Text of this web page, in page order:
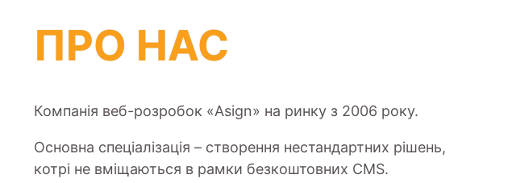
ПРО НАС
Компанія веб-розробок «Asign» на ринку з 2006 року.
Основна спеціалізація – створення нестандартних рішень,
котрі не вміщаються в рамки безкоштовних CMS.